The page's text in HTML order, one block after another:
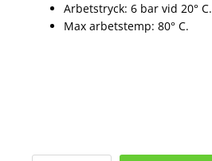
Arbetstryck: 6 bar vid 20° C.
Max arbetstemp: 80° C.